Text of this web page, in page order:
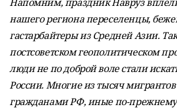
нашего региона переселенцы,
гастарбайтеры из Средней Азии.
постсоветском геополитическом
люди не по доброй воле стали
России. Многие из тысяч мигрантов
гражданами РФ, иные по-прежнему